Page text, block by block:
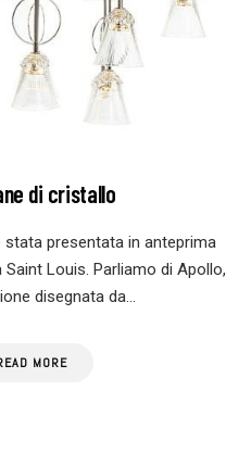
di cristallo
stata presentata in anteprima
Louis. Parliamo di Apollo,
disegnata da…
MORE